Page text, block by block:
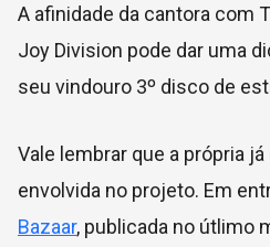
A afinidade da cantora com
Joy Division pode dar uma
seu vindouro 3º disco de
Vale lembrar que a própria
envolvida no projeto. Em
Bazaar, publicada no útlimo